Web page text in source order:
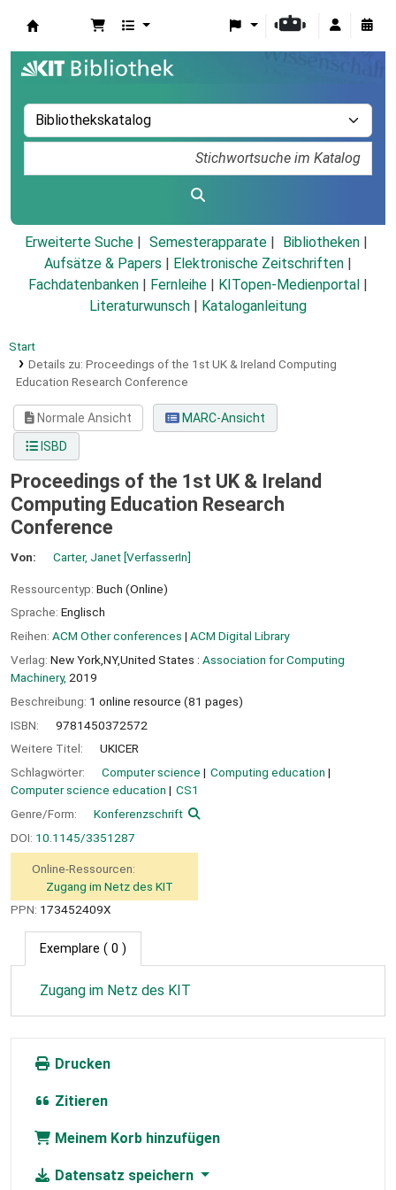
Erweiterte Suche Semesterapparate
Bibliotheken
Aufsätze & Papers
Elektronische Zeitschriften
Fachdatenbanken
Fernleihe KITopen-Medienportal
Literaturwunsch
Kataloganleitung
Start
Details zu: Proceedings of the 1st UK & Ireland Computing
Education Research Conference
Normale Ansicht
MARC-Ansicht
ISBD
Proceedings of the 1st UK & Ireland
Computing Education Research
Conference
Von: Carter, Janet[VerfasserIn]
Ressourcentyp: Buch (Online)
Sprache: Englisch
Reihen: ACM Other conferences | ACM Digital Library
Verlag: New York,NY,United States : Association for Computing
Machinery, 2019
Beschreibung: 1 online resource (81 pages)
ISBN:
9781450372572
Weitere Titel:
UKICER
Schlagwörter:
Computer science
Computing education
Computer science education
CS1
Genre/Form:
Konferenzschrift
DOI: 10.1145/3351287
Online-Ressourcen:
Zugang im Netz des KIT
PPN: 173452409X
Exemplare ( 0 )
Zugang im Netz des KIT
Drucken
Zitieren
Meinem Korb hinzufügen
Datensatz speichern